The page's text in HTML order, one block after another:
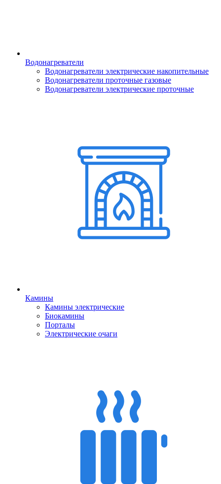
Водонагреватели
Водонагреватели электрические накопительные
Водонагреватели проточные газовые
Водонагреватели электрические проточные
Камины
Камины электрические
Биокамины
Порталы
Электрические очаги